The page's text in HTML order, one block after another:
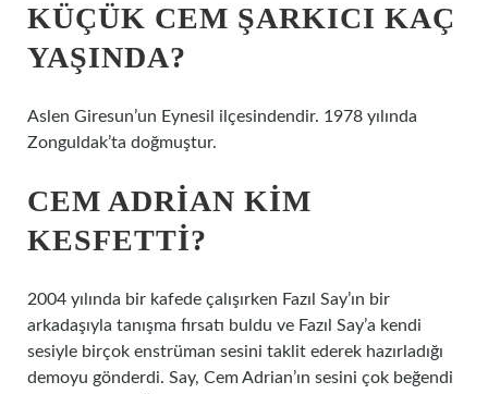
KÜÇÜK CEM ŞARKICI KAÇ
YAŞINDA?
Aslen Giresun’un Eynesil ilçesindendir. 1978 yılında
Zonguldak’ta doğmuştur.
CEM ADRIAN KIM
KESFETTI?
2004 yılında bir kafede çalışırken Fazıl Say’ın bir
arkadaşıyla tanışma fırsatı buldu ve Fazıl Say’a kendi
sesiyle birçok enstrüman sesini taklit ederek hazırladığı
demoyu gönderdi. Say, Cem Adrian’ın sesini çok beğendi